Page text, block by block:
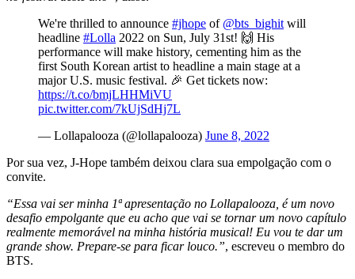
We're thrilled to announce #jhope of @bts_bighit will
headline #Lolla 2022 on Sun, July 31st! 🙌 His
performance will make history, cementing him as the
first South Korean artist to headline a main stage at a
major U.S. music festival. 🎉 Get tickets now:
https://t.co/bmjLHHMiVU
pic.twitter.com/7kUjSdHj7L
— Lollapalooza (@lollapalooza) June 8, 2022
Por sua vez, J-Hope também deixou clara sua empolgação com o
convite.
“Essa vai ser minha 1ª apresentação no Lollapalooza, é um novo
desafio empolgante que eu acho que vai se tornar um novo capítulo
realmente memorável na minha história musical! Eu vou te dar um
grande show. Prepare-se para ficar louco.”, escreveu o membro do
BTS.